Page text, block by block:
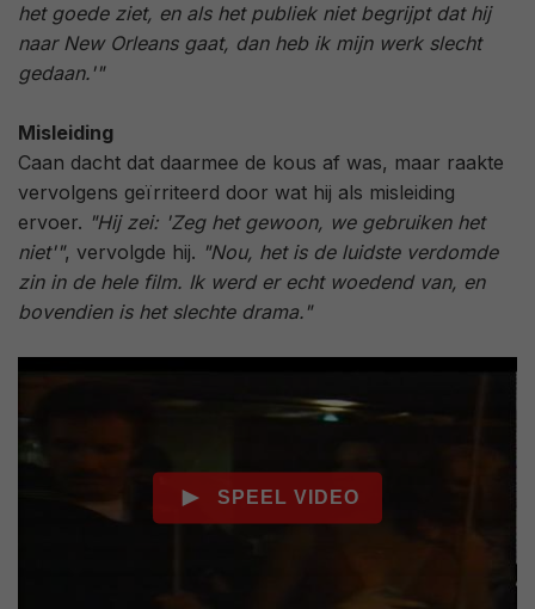
het goede ziet, en als het publiek niet begrijpt dat hij
naar New Orleans gaat, dan heb ik mijn werk slecht
gedaan.'"
Misleiding
Caan dacht dat daarmee de kous af was, maar raakte
vervolgens geïrriteerd door wat hij als misleiding
ervoer. "Hij zei: 'Zeg het gewoon, we gebruiken het
niet'", vervolgde hij. "Nou, het is de luidste verdomde
zin in de hele film. Ik werd er echt woedend van, en
bovendien is het slechte drama."